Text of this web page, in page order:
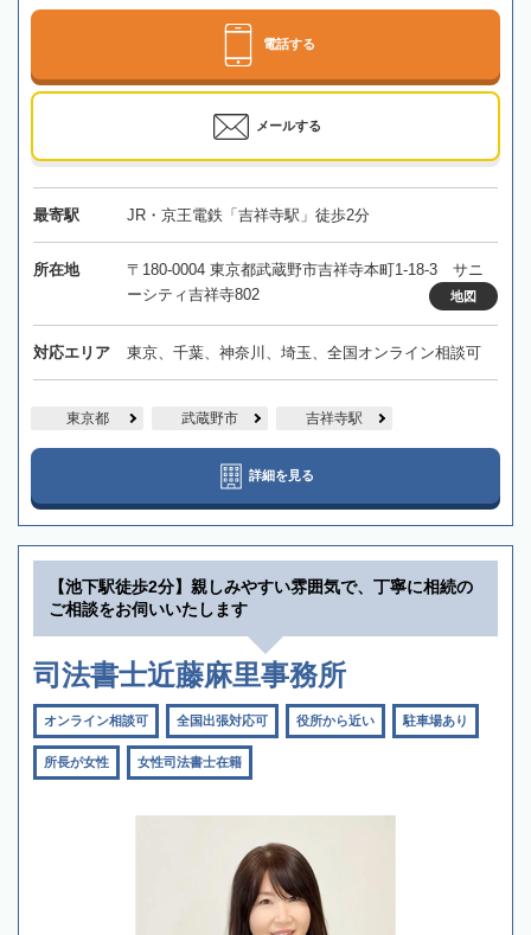
電話する
メールする
最寄駅 JR・京王電鉄「吉祥寺駅」徒歩2分
所在地
〒180-0004 東京都武蔵野市吉祥寺本町1-18-3 サニ
ーシティ吉祥寺802
地図
対応エリア 東京、千葉、神奈川、埼玉、全国オンライン相談可
東京都 武蔵野市 吉祥寺駅
詳細を見る
【池下駅徒歩2分】親しみやすい雰囲気で、丁寧に相続の
ご相談をお伺いいたします
司法書士近藤麻里事務所
オンライン相談可 全国出張対応可 役所から近い 駐車場あり
所長が女性 女性司法書士在籍